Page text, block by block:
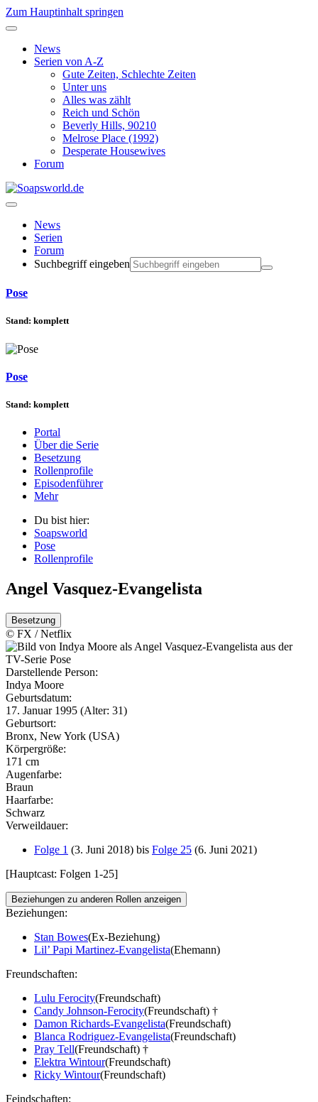
Zum Hauptinhalt springen
News
Serien von A-Z
Gute Zeiten, Schlechte Zeiten
Unter uns
Alles was zählt
Reich und Schön
Beverly Hills, 90210
Melrose Place (1992)
Desperate Housewives
Forum
News
Serien
Forum
Suchbegriff eingeben
Pose
Stand: komplett
Pose
Stand: komplett
Portal
Über die Serie
Besetzung
Rollenprofile
Episodenführer
Mehr
Du bist hier:
Soapsworld
Pose
Rollenprofile
Angel Vasquez-Evangelista
Besetzung
© FX / Netflix
Darstellende Person:
Indya Moore
Geburtsdatum:
17. Januar 1995 (Alter: 31)
Geburtsort:
Bronx, New York (USA)
Körpergröße:
171 cm
Augenfarbe:
Braun
Haarfarbe:
Schwarz
Verweildauer:
Folge 1 (3. Juni 2018) bis Folge 25 (6. Juni 2021)
[Hauptcast: Folgen 1-25]
Beziehungen zu anderen Rollen anzeigen
Beziehungen:
Stan Bowes(Ex-Beziehung)
Lil’ Papi Martinez-Evangelista(Ehemann)
Freundschaften:
Lulu Ferocity(Freundschaft)
Candy Johnson-Ferocity(Freundschaft) †
Damon Richards-Evangelista(Freundschaft)
Blanca Rodriguez-Evangelista(Freundschaft)
Pray Tell(Freundschaft) †
Elektra Wintour(Freundschaft)
Ricky Wintour(Freundschaft)
Feindschaften: